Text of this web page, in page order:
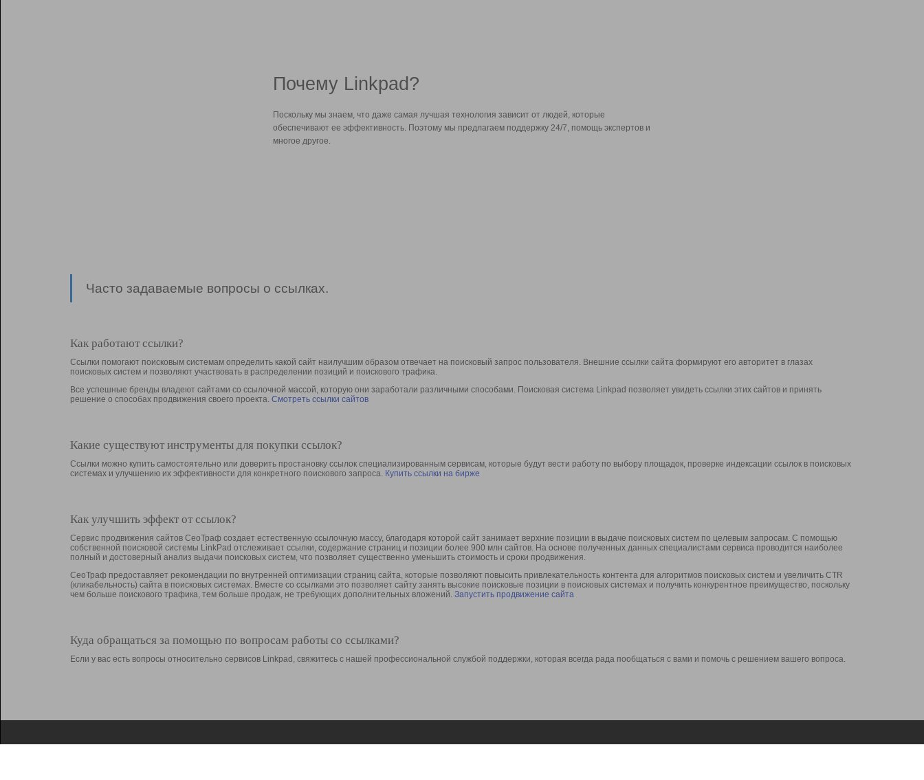
Почему Linkpad?
Поскольку мы знаем, что даже самая лучшая технология зависит от людей, которые
обеспечивают ее эффективность. Поэтому мы предлагаем поддержку 24/7, помощь экспертов и
многое другое.
Часто задаваемые вопросы о ссылках.
Как работают ссылки?
Ссылки помогают поисковым системам определить какой сайт наилучшим образом отвечает на поисковый запрос пользователя. Внешние ссылки сайта формируют его авторитет в глазах
поисковых систем и позволяют участвовать в раcпределении позиций и поискового трафика.
Все успешные бренды владеют сайтами со ссылочной массой, которую они заработали различными способами. Поисковая система Linkpad позволяет увидеть ссылки этих сайтов и принять
решение о способах продвижения своего проекта. Смотреть ссылки сайтов
Какие существуют инструменты для покупки ссылок?
Ссылки можно купить самостоятельно или доверить простановку ссылок специализированным сервисам, которые будут вести работу по выбору площадок, проверке индексации ссылок в поисковых
системах и улучшению их эффективности для конкретного поискового запроса. Купить ссылки на бирже
Как улучшить эффект от ссылок?
Сервис продвижения сайтов СеоТраф создает естественную ссылочную массу, благодаря которой сайт занимает верхние позиции в выдаче поисковых систем по целевым запросам. С помощью
собственной поисковой системы LinkPad отслеживает ссылки, содержание страниц и позиции более 900 млн сайтов. На основе полученных данных специалистами сервиса проводится наиболее
полный и достоверный анализ выдачи поисковых систем, что позволяет существенно уменьшить стоимость и сроки продвижения.
СеоТраф предоставляет рекомендации по внутренней оптимизации страниц сайта, которые позволяют повысить привлекательность контента для алгоритмов поисковых систем и увеличить CTR
(кликабельность) сайта в поисковых системах. Вместе со ссылками это позволяет сайту занять высокие поисковые позиции в поисковых системах и получить конкурентное преимущество, поскольку
чем больше поискового трафика, тем больше продаж, не требующих дополнительных вложений. Запустить продвижение сайта
Куда обращаться за помощью по вопросам работы со ссылками?
Если у вас есть вопросы относительно сервисов Linkpad, свяжитесь с нашей профессиональной службой поддержки, которая всегда рада пообщаться с вами и помочь с решением вашего вопроса.